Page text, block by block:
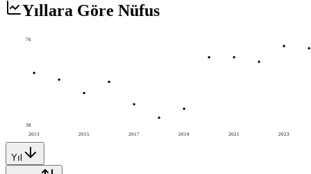
Yıllara Göre Nüfus
2013 2015 2017 2019 2021 2023
76
38
Yıl